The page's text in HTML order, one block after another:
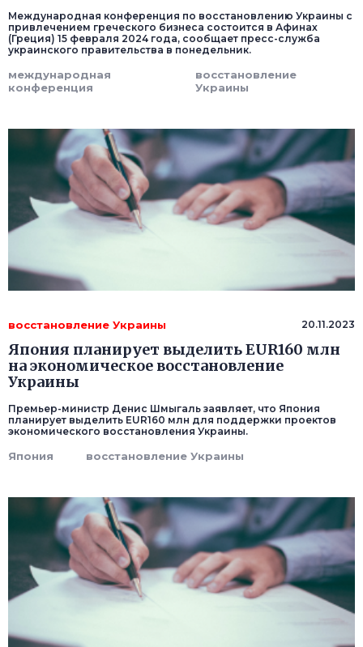
Международная конференция по восстановлению Украины с
привлечением греческого бизнеса состоится в Афинах
(Греция) 15 февраля 2024 года, сообщает пресс-служба
украинского правительства в понедельник.
международная
конференция
восстановление
Украины
восстановление Украины 20.11.2023
Япония планирует выделить EUR160 млн
на экономическое восстановление
Украины
Премьер-министр Денис Шмыгаль заявляет, что Япония
планирует выделить EUR160 млн для поддержки проектов
экономического восстановления Украины.
Япония восстановление Украины